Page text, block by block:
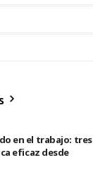
en el trabajo: tres
eficaz desde